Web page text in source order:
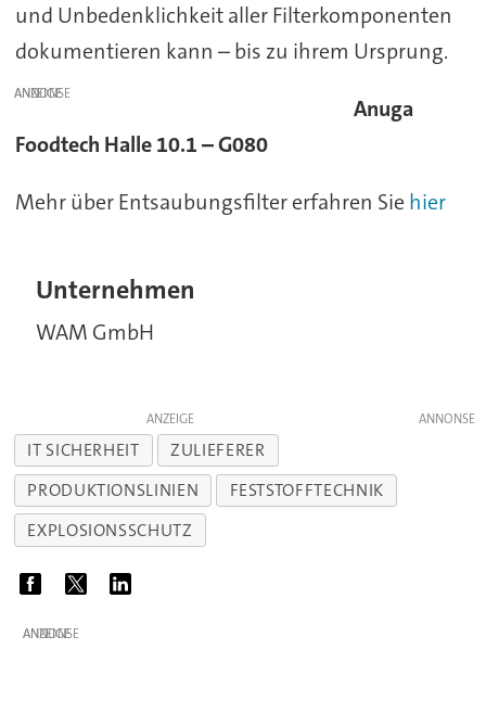
und Unbedenklichkeit aller Filterkomponenten
dokumentieren kann – bis zu ihrem Ursprung.
ANZEIGE
Anuga
Foodtech Halle 10.1 – G080
Mehr über Entsaubungsfilter erfahren Sie hier
Unternehmen
WAM GmbH
ANZEIGE
IT SICHERHEIT
ZULIEFERER
PRODUKTIONSLINIEN
FESTSTOFFTECHNIK
EXPLOSIONSSCHUTZ
ANZEIGE